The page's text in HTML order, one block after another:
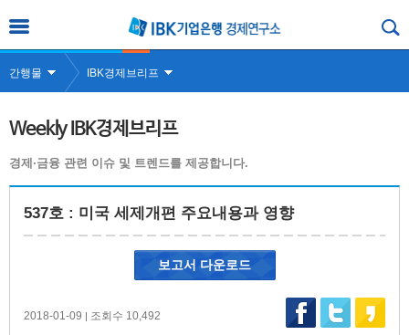
간행물 IBK경제브리프
Weekly IBK경제브리프
경제·금융 관련 이슈 및 트렌드를 제공합니다.
537호 : 미국 세제개편 주요내용과 영향
2018-01-09 | 조회수 10,492
보고서 다운로드